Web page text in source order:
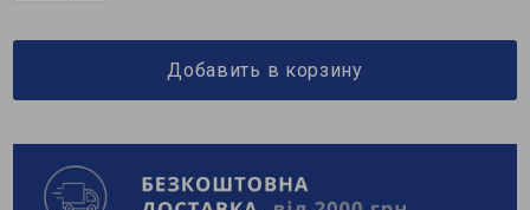
Добавить в корзину